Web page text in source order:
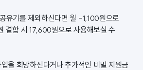
유기를 제외하신다면 월 -1,100원으로
합 시 17,600원으로 사용해보실 수
을 희망하신다거나 추가적인 비밀 지원금